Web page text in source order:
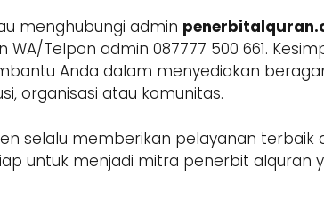
menghubungi admin
WA/Telpon admin 087777 500 661.
Anda dalam menyediakan
organisasi atau komunitas.
selalu memberikan pelayanan
untuk menjadi mitra penerbit